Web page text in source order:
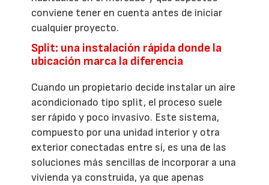
conviene tener en cuenta antes de iniciar
cualquier proyecto.
Split: una instalación rápida donde la
ubicación marca la diferencia
Cuando un propietario decide instalar un aire
acondicionado tipo split, el proceso suele
ser rápido y poco invasivo. Este sistema,
compuesto por una unidad interior y otra
exterior conectadas entre sí, es una de las
soluciones más sencillas de incorporar a una
vivienda ya construida, ya que apenas